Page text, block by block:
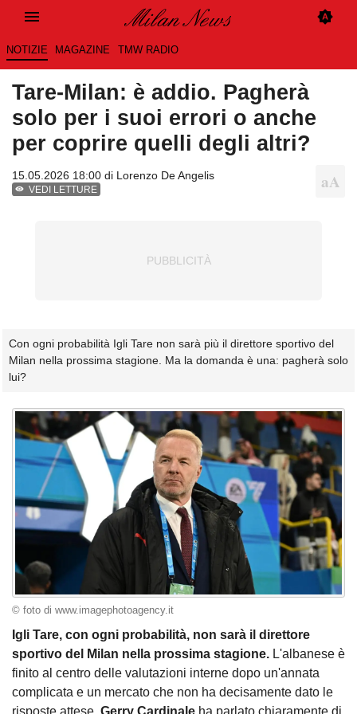
NOTIZIE MAGAZINE TMW RADIO
Tare-Milan: è addio. Pagherà
solo per i suoi errori o anche
per coprire quelli degli altri?
15.05.2026 18:00 di Lorenzo De Angelis
VEDI LETTURE
Con ogni probabilità Igli Tare non sarà più il direttore sportivo del
Milan nella prossima stagione. Ma la domanda è una: pagherà solo
lui?
© foto di www.imagephotoagency.it
Igli Tare, con ogni probabilità, non sarà il direttore
sportivo del Milan nella prossima stagione. L'albanese è
finito al centro delle valutazioni interne dopo un'annata
complicata e un mercato che non ha decisamente dato le